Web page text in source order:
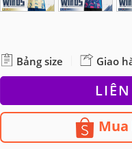
Bảng size Giao
Mua